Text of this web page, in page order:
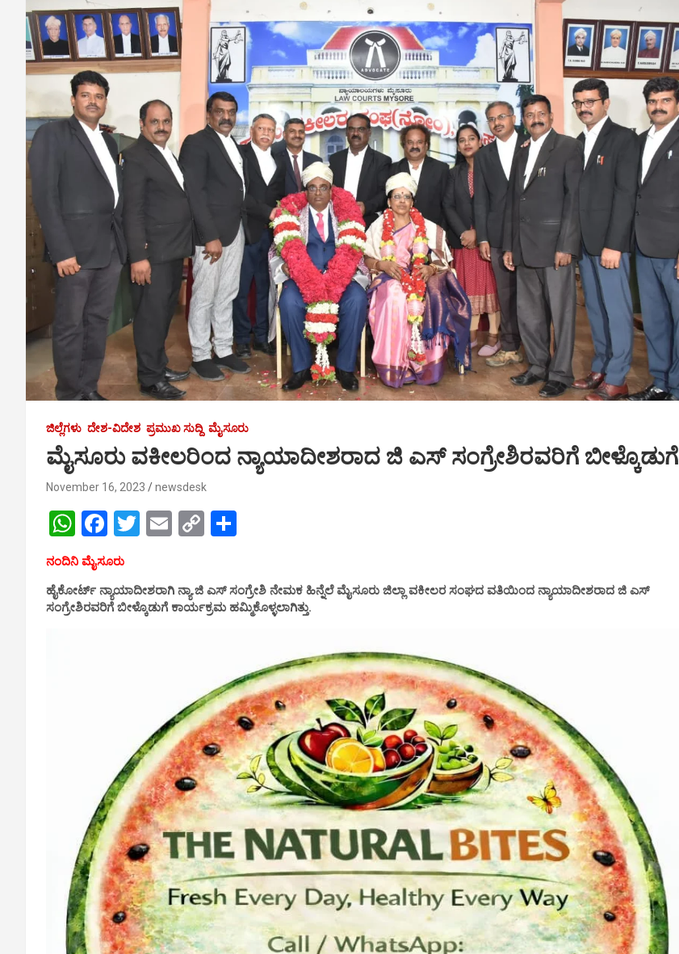
ಜಿಲ್ಲೆಗಳು ದೇಶ-ವಿದೇಶ ಪ್ರಮುಖ ಸುದ್ದಿ ಮೈಸೂರು
ಮೈಸೂರು ವಕೀಲರಿಂದ ನ್ಯಾಯಾದೀಶರಾದ ಜಿ ಎಸ್ ಸಂಗ್ರೇಶಿರವರಿಗೆ ಬೀಳ್ಕೊಡುಗೆ
November 16, 2023 newsdesk
W
h
at
s
F
a
ce
b
T
er
E
C
Li
n
e
ನಂದಿನಿ ಮೈಸೂರು
ಹೈಕೋರ್ಟ್ ನ್ಯಾಯಾದೀಶರಾಗಿ ನ್ಯಾ.ಜಿ ಎಸ್ ಸಂಗ್ರೇಶಿ ನೇಮಕ ಹಿನ್ನೆಲೆ ಮೈಸೂರು ಜಿಲ್ಲಾ ವಕೀಲರ ಸಂಘದ ವತಿಯಿಂದ ನ್ಯಾಯಾದೀಶರಾದ ಜಿ ಎಸ್
ಸಂಗ್ರೇಶಿರವರಿಗೆ ಬೀಳ್ಕೊಡುಗೆ ಕಾರ್ಯಕ್ರಮ ಹಮ್ಮಿಕೊಳ್ಳಲಾಗಿತ್ತು.